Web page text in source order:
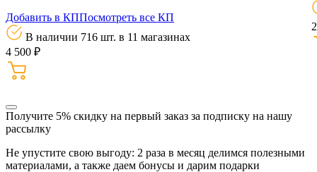
Добавить в КППосмотреть все КП
В наличии 716 шт. в 11 магазинах
4 500 ₽
Получите 5% скидку на первый заказ за подписку на нашу
рассылку
Не упустите свою выгоду: 2 раза в месяц делимся полезными
материалами, а также даем бонусы и дарим подарки